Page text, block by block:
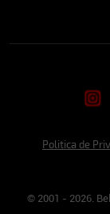
Politica de
© 2001 - 2026.